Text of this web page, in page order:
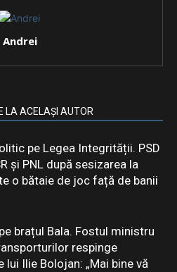
Andrei
LA ACELAȘI AUTOR
pe Legea Integrității. PSD
și PNL după sesizarea la
o bătaie de joc față de banii
brațul Bala. Fostul ministru
respinge
lui Ilie Bolojan: „Mai bine vă